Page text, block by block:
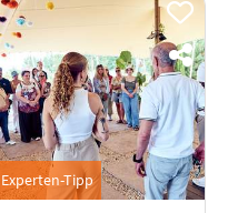
Experten-Tipp